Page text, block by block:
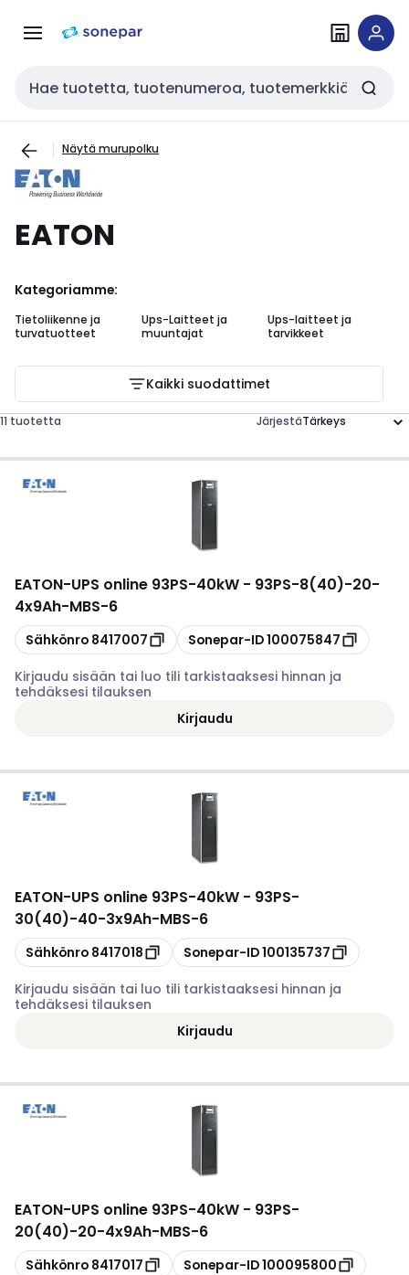
navigointiinsisältöön
Haku
Näytä murupolku
EATON
Kategoriamme:
Tietoliikenne ja
turvatuotteet
Ups-Laitteet ja
muuntajat
Ups-laitteet ja
tarvikkeet
Kaikki suodattimet
11 tuotetta Järjestä
EATON-UPS online 93PS-40kW - 93PS-8(40)-20-
4x9Ah-MBS-6
Kopioi
Sähkönro 8417007 Kopioi
Sonepar-ID100075847
Kirjaudu sisään tai luo tili tarkistaaksesi hinnan ja
tehdäksesi tilauksen
Kirjaudu
EATON-UPS online 93PS-40kW - 93PS-
30(40)-40-3x9Ah-MBS-6
Kopioi
Sähkönro 8417018 Kopioi
Sonepar-ID100135737
Kirjaudu sisään tai luo tili tarkistaaksesi hinnan ja
tehdäksesi tilauksen
Kirjaudu
EATON-UPS online 93PS-40kW - 93PS-
20(40)-20-4x9Ah-MBS-6
Kopioi
Sähkönro 8417017 Kopioi
Sonepar-ID100095800